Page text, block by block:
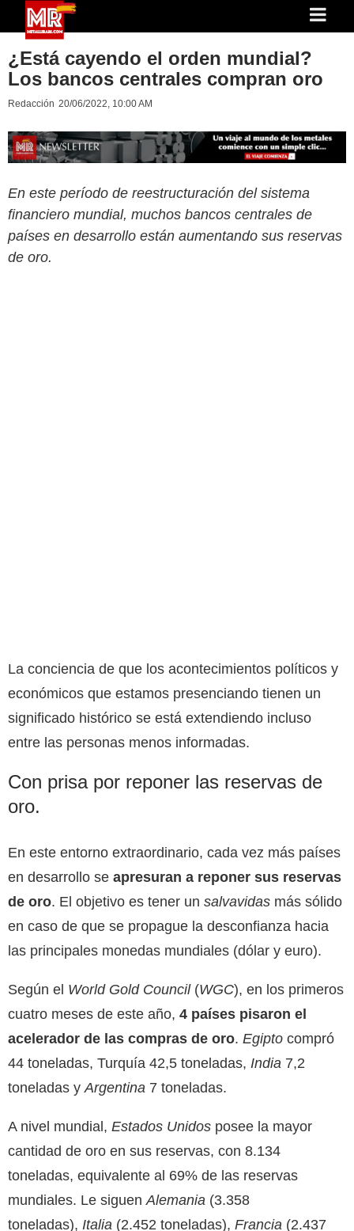
¿Está cayendo el orden mundial?
Los bancos centrales compran oro
Redacción 20/06/2022, 10:00 AM
En este período de reestructuración del sistema
financiero mundial, muchos bancos centrales de
países en desarrollo están aumentando sus reservas
de oro.
La conciencia de que los acontecimientos políticos y
económicos que estamos presenciando tienen un
significado histórico se está extendiendo incluso
entre las personas menos informadas.
Con prisa por reponer las reservas de
oro.
En este entorno extraordinario, cada vez más países
en desarrollo se apresuran a reponer sus reservas
de oro. El objetivo es tener un salvavidas más sólido
en caso de que se propague la desconfianza hacia
las principales monedas mundiales (dólar y euro).
Según el World Gold Council(WGC), en los primeros
cuatro meses de este año, 4 países pisaron el
acelerador de las compras de oro. Egipto compró
44 toneladas, Turquía 42,5 toneladas, India 7,2
toneladas y Argentina 7 toneladas.
A nivel mundial, Estados Unidos posee la mayor
cantidad de oro en sus reservas, con 8.134
toneladas, equivalente al 69% de las reservas
mundiales. Le siguen Alemania (3.358
toneladas), Italia (2.452 toneladas), Francia (2.437